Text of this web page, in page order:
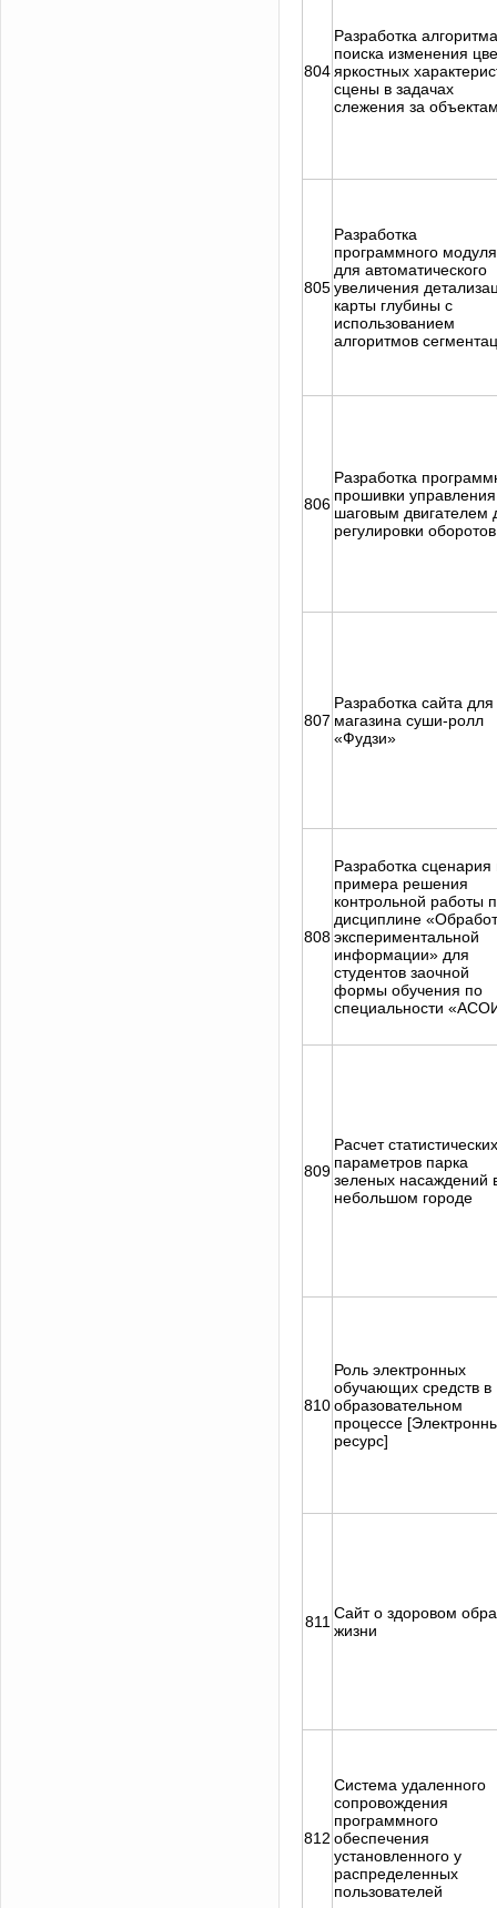
804
Разработка алгоритма
поиска изменения
яркостных
сцены в задачах
слежения за
805
Разработка
программного модуля
для автоматического
увеличения
карты глубины с
использованием
алгоритмов
806
Разработка
прошивки управления
шаговым двигателем
регулировки оборотов
807
Разработка сайта для
магазина суши-ролл
«Фудзи»
808
Разработка сценария
примера решения
контрольной работы
дисциплине
экспериментальной
информации» для
студентов заочной
формы обучения по
специальности
809
Расчет статистических
параметров парка
зеленых насаждений
небольшом городе
810
Роль электронных
обучающих средств в
образовательном
процессе
ресурс]
811 Сайт о здоровом
жизни
812
Система удаленного
сопровождения
программного
обеспечения
установленного у
распределенных
пользователей